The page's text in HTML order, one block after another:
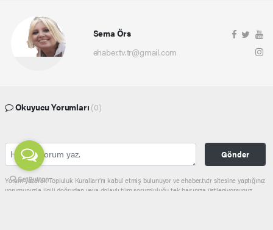
Sema Örs
ehaber.tv.tr@gmail.com
Okuyucu Yorumları (0)
Gönder
Yorum yazarak Topluluk Kuralları’nı kabul etmiş bulunuyor ve ehaber.tv.tr sitesine yaptığınız
yorumunuzla ilgili doğrudan veya dolaylı tüm sorumluluğu tek başınıza üstleniyorsunuz.